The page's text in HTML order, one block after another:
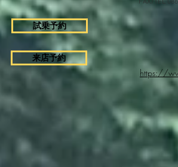
試乗予約
来店予約
FAX/TEL
https://